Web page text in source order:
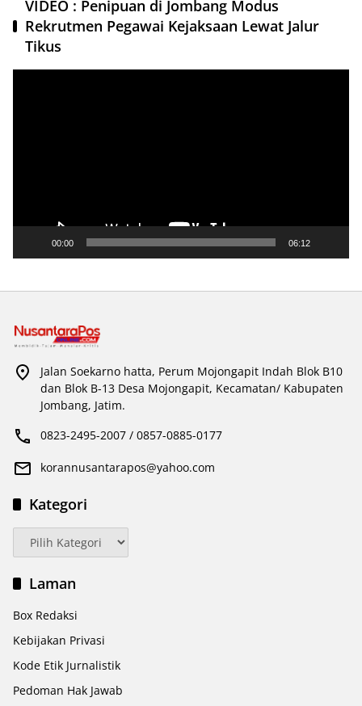
VIDEO : Penipuan di Jombang Modus
Rekrutmen Pegawai Kejaksaan Lewat Jalur
Tikus
00:00 06:12
Jalan Soekarno hatta, Perum Mojongapit Indah Blok B10
dan Blok B-13 Desa Mojongapit, Kecamatan/ Kabupaten
Jombang, Jatim.
0823-2495-2007 / 0857-0885-0177
korannusantarapos@yahoo.com
Kategori
Kategori
Laman
Box Redaksi
Kebijakan Privasi
Kode Etik Jurnalistik
Pedoman Hak Jawab